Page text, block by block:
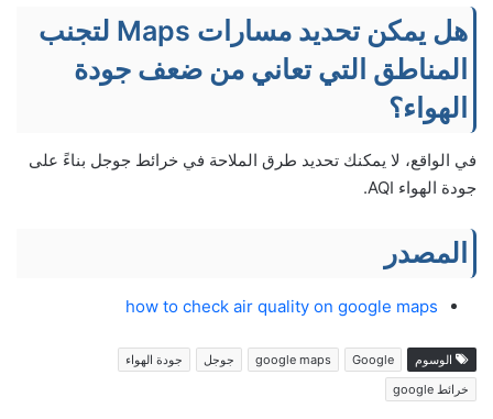
هل يمكن تحديد مسارات Maps لتجنب
المناطق التي تعاني من ضعف جودة
الهواء؟
في الواقع، لا يمكنك تحديد طرق الملاحة في خرائط جوجل بناءً على
جودة الهواء AQI.
المصدر
how to check air quality on google maps
الوسوم Google
google maps جوجل
جودة الهواء
خرائط google